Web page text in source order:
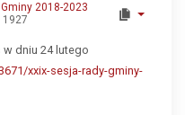
2018-2023
1927
w dniu 24 lutego
xxix-sesja-rady-gminy-